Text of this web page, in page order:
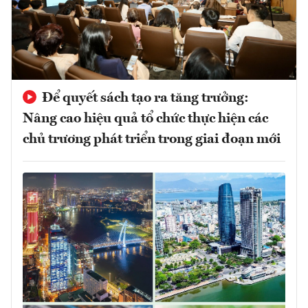
Để quyết sách tạo ra tăng trưởng:
Nâng cao hiệu quả tổ chức thực hiện các
chủ trương phát triển trong giai đoạn mới